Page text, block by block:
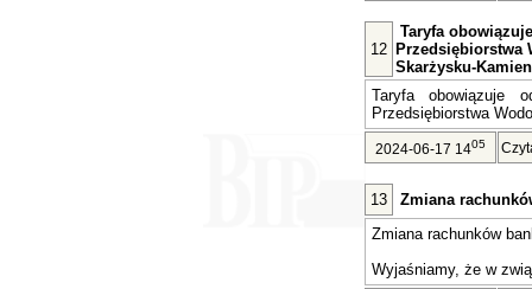
12
Taryfa
Przedsiębiorstwa
Skarżysku-
Taryfa obowiązuje
Przedsiębiorstwa
2024-06-17 1405
13
Zmiana
Zmiana rachunków
Wyjaśniamy, że w